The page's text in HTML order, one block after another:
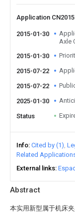
Abstract
本实用新型属于机床
Application
2015-01-30
Axle
2015-01-30
2015-07-22
2015-07-22
2025-01-30
Status
Info Cited by (1)
Related
External links